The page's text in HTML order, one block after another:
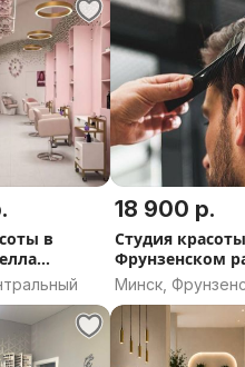
в
- готовый
18 900 р.
Студия
Фрунзенском
Минск,